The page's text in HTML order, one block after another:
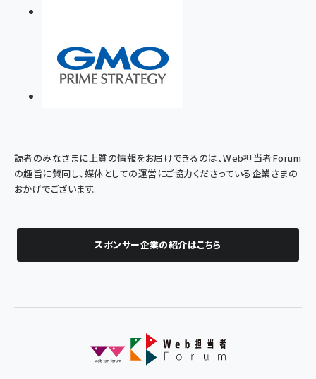
読者のみなさまに上質の情報をお届けできるのは、Web担当者Forum
の趣旨に賛同し、媒体としての運営にご協力くださっている企業さまの
おかげでございます。
スポンサー企業の紹介はこちら